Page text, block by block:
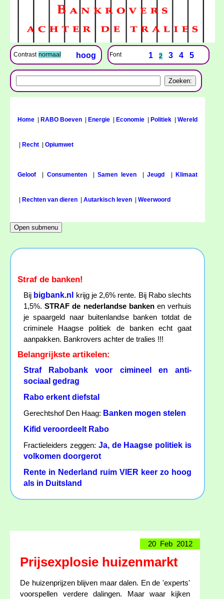
Contrast normaal hoog Font 1 2 3 4 5
Home RABO Boeven Energie Economie Politiek Wereld
Recht Opiumwet
Geloof Consumenten|Samen leven|Jeugd Klimaat
Rechten van dieren Autarkisch leven Weerwoord
Straf de banken!
Bij bigbank.nl
krijg je 2,6% rente. Bij Rabo slechts
1,5%.STRAF de nederlandse bankenen verhuis
je spaargeld naar buitenlandse banken totdat de
criminele Haagse politiek de banken echt gaat
aanpakken. Bankrovers achter de tralies !!!
Belangrijkste artikelen:
Straf Rabobank voor cimineel en anti-
sociaal gedrag
Rabo erkent diefstal
Gerechtshof Den Haag: Banken mogen stelen
Kifid veroordeelt Rabo
Fractieleiders zeggen: Ja, de Haagse politiek is
volkomen doorgerot
Rente in Nederland ruim VIER keer zo hoog
als in Duitsland
20 Feb 2012
Prijsexplosie huizenmarkt
De huizenprijzen blijven maar dalen. En de 'experts'
voorspellen verdere dalingen. Maar waar kijken